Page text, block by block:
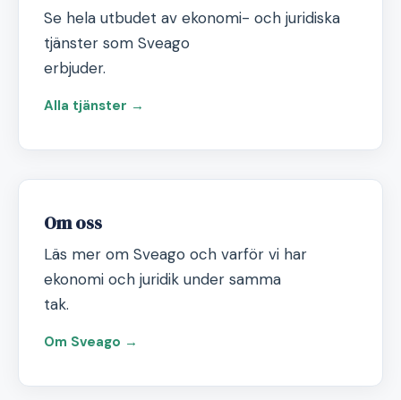
Se hela utbudet av ekonomi- och juridiska
tjänster som Sveago
erbjuder.
Alla tjänster →
Om oss
Läs mer om Sveago och varför vi har
ekonomi och juridik under samma
tak.
Om Sveago →